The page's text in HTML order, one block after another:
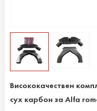
Висококачествен
сух карбон за Alfa